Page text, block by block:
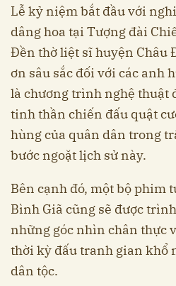
Lễ kỷ niệm bắt đầu với
dâng hoa tại Tượng đài
Đền thờ liệt sĩ huyện Châu
ơn sâu sắc đối với các anh
là chương trình nghệ thuật
tinh thần chiến đấu quật
hùng của quân dân trong
bước ngoặt lịch sử này.
Bên cạnh đó, một bộ phim
Bình Giã cũng sẽ được
những góc nhìn chân thực
thời kỳ đấu tranh gian khổ
dân tộc.